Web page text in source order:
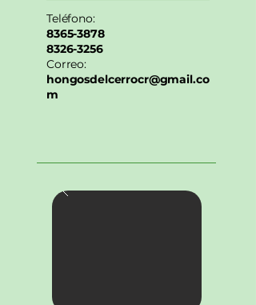
Teléfono:
8365-3878
8326-3256
Correo:
hongosdelcerrocr@gmail.co
m